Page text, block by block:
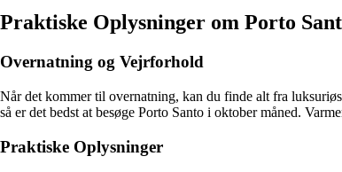
Praktiske Oplysninger om Porto
Overnatning og Vejrforhold
Når det kommer til overnatning, kan du finde alt fra
så er det bedst at besøge Porto Santo i oktober måned.
Praktiske Oplysninger